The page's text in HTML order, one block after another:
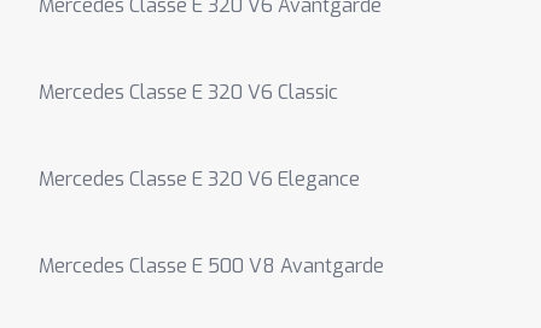
Mercedes Classe E 320 V6 Avantgarde
Mercedes Classe E 320 V6 Classic
Mercedes Classe E 320 V6 Elegance
Mercedes Classe E 500 V8 Avantgarde